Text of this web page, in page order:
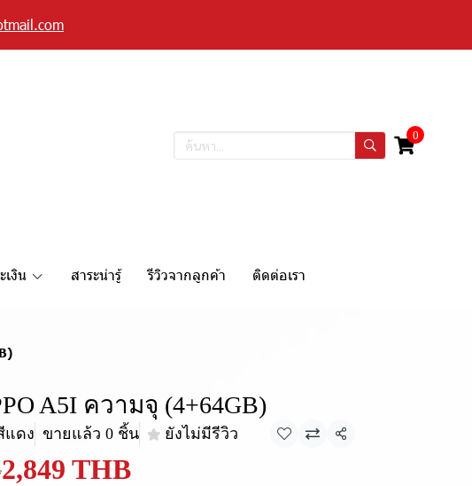
0
งิน สาระน่ารู้ รีวิวจากลูกค้า ติดต่อเรา
A5I ความจุ (4+64GB)
แดง ขายแล้ว 0 ชิ้น ยังไม่มีรีวิว แชร์
2,849 THB